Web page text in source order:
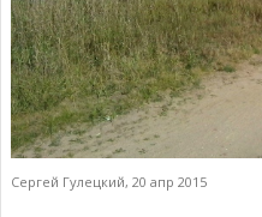
Сергей Гулецкий, 20 апр 2015